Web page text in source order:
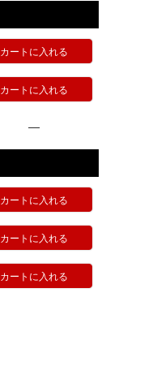
カートに入れる
カートに入れる
—
カートに入れる
カートに入れる
カートに入れる